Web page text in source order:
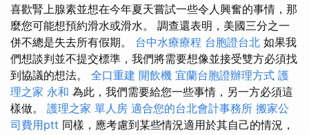
喜歡腎上腺素並想在今年夏天嘗試一些令人興奮的事情，那
麼您可能想預約滑水或滑水。 調查還表明，美國三分之一
併不總是失去所有假期。 台中水療療程 台胞證台北 如果我
們想談判並不提交標準，我們將需要想像並接受雙方必須找
到協議的想法。 全口重建 開飲機 宜蘭台胞證辦理方式 護
理之家 永和 為此，我們需要給您一些事情，另一方必須這
樣做。 護理之家 單人房 適合您的台北會計事務所 搬家公
司費用ptt 同樣，應考慮到某些情況適用於其自己的情況，